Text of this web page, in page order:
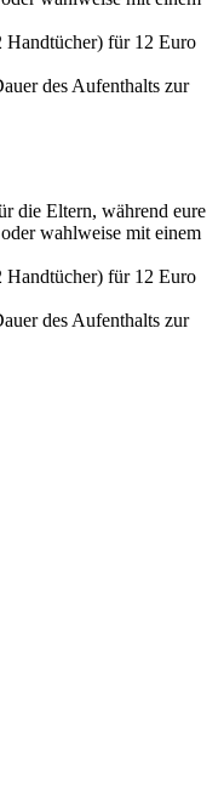
Handtücher) für 12 Euro
des Aufenthalts zur
die Eltern, während eure
wahlweise mit einem
Handtücher) für 12 Euro
des Aufenthalts zur